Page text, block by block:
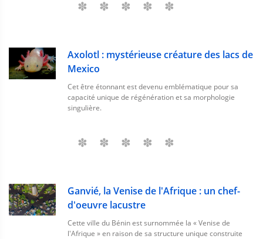
Axolotl : mystérieuse créature des lacs de
Mexico
Cet être étonnant est devenu emblématique pour sa
capacité unique de régénération et sa morphologie
singulière.
Ganvié, la Venise de l'Afrique : un chef-
d'oeuvre lacustre
Cette ville du Bénin est surnommée la « Venise de
l'Afrique » en raison de sa structure unique construite